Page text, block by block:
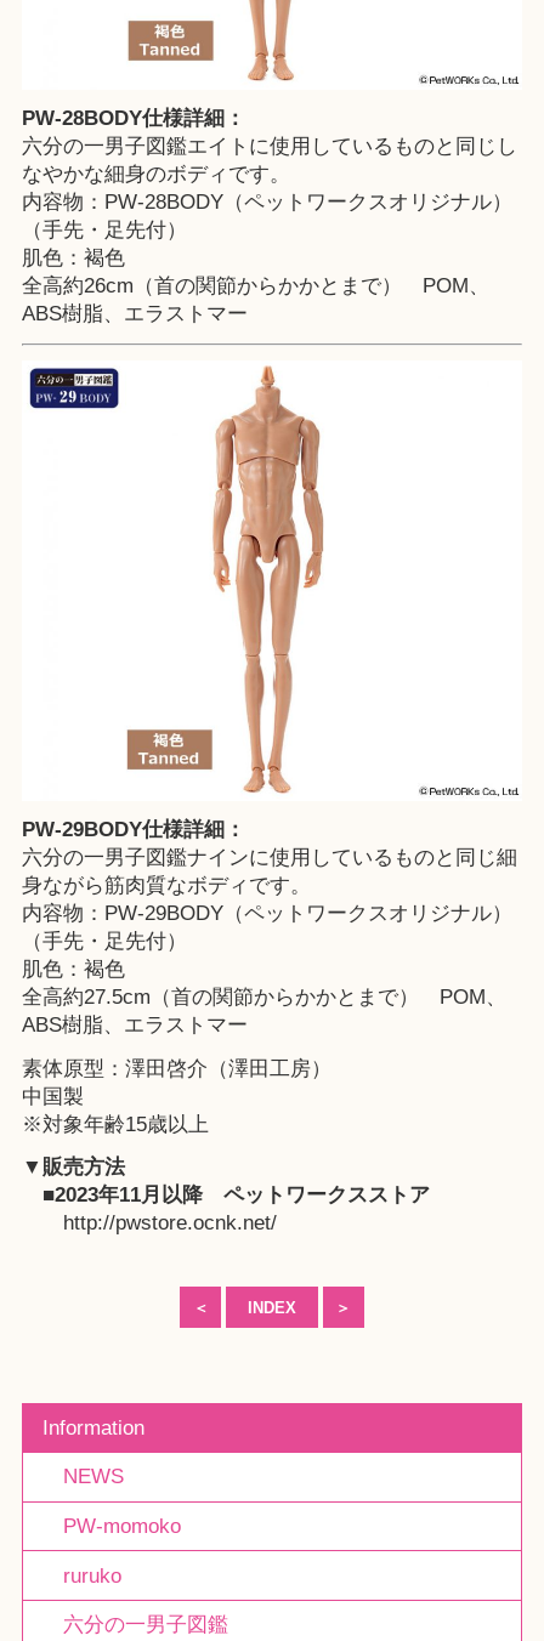
PW-28BODY仕様詳細：
六分の一男子図鑑エイトに使用しているものと同じし
なやかな細身のボディです。
内容物：PW-28BODY（ペットワークスオリジナル）
（手先・足先付）
肌色：褐色
全高約26cm（首の関節からかかとまで） POM、
ABS樹脂、エラストマー
PW-29BODY仕様詳細：
六分の一男子図鑑ナインに使用しているものと同じ細
身ながら筋肉質なボディです。
内容物：PW-29BODY（ペットワークスオリジナル）
（手先・足先付）
肌色：褐色
全高約27.5cm（首の関節からかかとまで） POM、
ABS樹脂、エラストマー
素体原型：澤田啓介（澤田工房）
中国製
※対象年齢15歳以上
▼販売方法
■2023年11月以降 ペットワークスストア
http://pwstore.ocnk.net/
＜ INDEX ＞
Information
NEWS
PW-momoko
ruruko
六分の一男子図鑑